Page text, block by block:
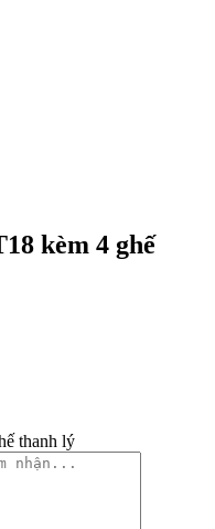
kèm 4 ghế
thanh lý